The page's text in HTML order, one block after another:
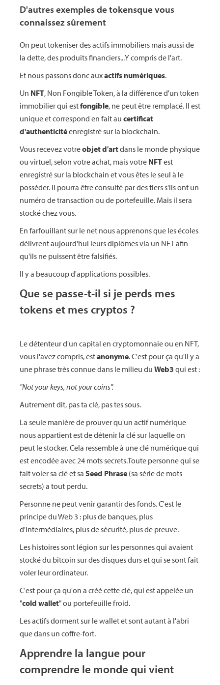
D'autres exemples de tokensque vous
connaissez sûrement
On peut tokeniser des actifs immobiliers mais aussi de
la dette, des produits financiers...Y compris de l'art.
Et nous passons donc auxactifs numériques.
Un NFT, Non Fongible Token, à la différence d'un token
immobilier qui estfongible, ne peut être remplacé. Il est
unique et correspond en fait au certificat
d'authenticitéenregistré sur la blockchain.
Vous recevez votreobjet d'artdans le monde physique
ou virtuel, selon votre achat, mais votre NFTest
enregistré sur la blockchain et vous êtes le seul à le
posséder. Il pourra être consulté par des tiers s'ils ont un
numéro de transaction ou de portefeuille. Mais il sera
stocké chez vous.
En farfouillant sur le net nous apprenons que les écoles
délivrent aujourd'hui leurs diplômes via un NFT afin
qu'ils ne puissent être falsifiés.
Il y a beaucoup d'applications possibles.
Que se passe-t-il si je perds mes
tokens et mes cryptos ?
Le détenteur d'un capital en cryptomonnaie ou en NFT,
vous l'avez compris, estanonyme. C'est pour ça qu'il y a
une phrase très connue dans le milieu du Web3 qui est :
"Not your keys, not your coins".
Autrement dit, pas ta clé, pas tes sous.
La seule manière de prouver qu'un actif numérique
nous appartient est de détenir la clé sur laquelle on
peut le stocker. Cela ressemble à une clé numérique qui
est encodée avec 24 mots secrets.Toute personne qui se
fait voler sa clé et sa Seed Phrase (sa série de mots
secrets) a tout perdu.
Personne ne peut venir garantir des fonds. C'est le
principe du Web 3 : plus de banques, plus
d'intermédiaires, plus de sécurité, plus de preuve.
Les histoires sont légion sur les personnes qui avaient
stocké du bitcoin sur des disques durs et qui se sont fait
voler leur ordinateur.
C'est pour ça qu'on a créé cette clé, qui est appelée un
"cold wallet" ou portefeuille froid.
Les actifs dorment sur le wallet et sont autant à l'abri
que dans un coffre-fort.
Apprendre la langue pour
comprendre le monde qui vient